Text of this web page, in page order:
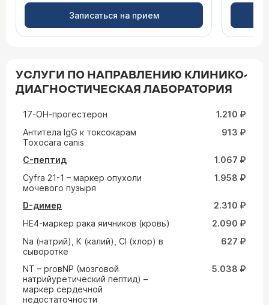
Записаться на прием
УСЛУГИ ПО НАПРАВЛЕНИЮ КЛИНИКО-
ДИАГНОСТИЧЕСКАЯ ЛАБОРАТОРИЯ
17-ОН-прогестерон
1.210 ₽
Aнтитела IgG к токсокарам
Toxocara canis
913 ₽
C-пептид
1.067 ₽
Cyfra 21-1 – маркер опухоли
мочевого пузыря
1.958 ₽
D-димер
2.310 ₽
HE4-маркер рака яичников (кровь)
2.090 ₽
Na (натрий), К (калий), Cl (хлор) в
сыворотке
627 ₽
NT – proвNP (мозговой
натрийуретический пептид) –
маркер сердечной
недостаточности
5.038 ₽